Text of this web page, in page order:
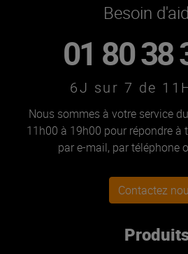
Besoin
01 80 38
6J sur 7 de
Nous sommes à votre service
11h00 à 19h00 pour répondre à
par e-mail, par téléphone
Contactez